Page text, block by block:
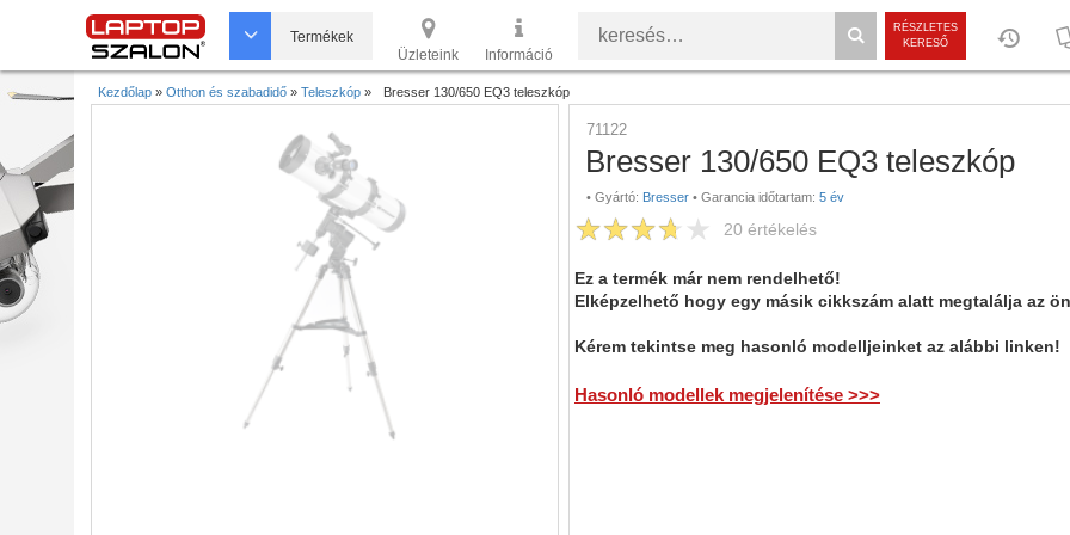
Termékek
Üzleteink
Információ
RÉSZLETES
KERESŐ
Kezdőlap » Otthon és szabadidő » Teleszkóp » Bresser 130/650 EQ3 teleszkóp
71122
Bresser 130/650 EQ3 teleszkóp
• Gyártó: Bresser • Garancia időtartam: 5 év
20 értékelés
Ez a termék már nem rendelhető!
Elképzelhető hogy egy másik cikkszám alatt megtalálja az
Kérem tekintse meg hasonló modelljeinket az alábbi linken!
Hasonló modellek megjelenítése >>>